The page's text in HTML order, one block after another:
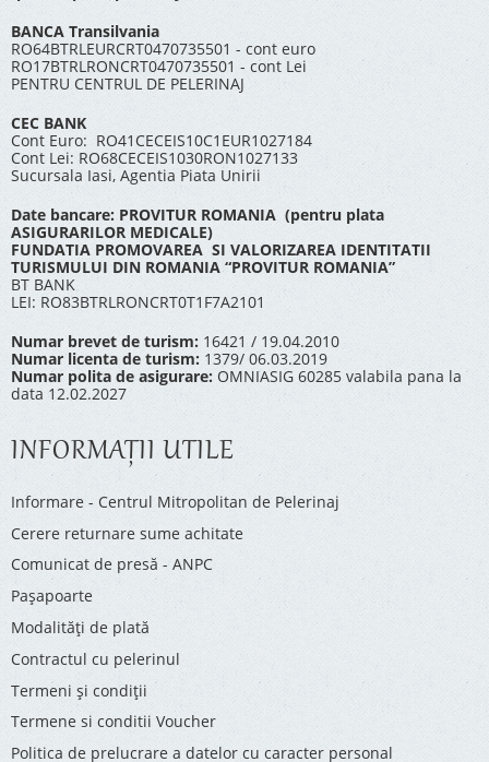
BANCA Transilvania
RO64BTRLEURCRT0470735501 - cont euro
RO17BTRLRONCRT0470735501 - cont Lei
PENTRU CENTRUL DE PELERINAJ
CEC BANK
Cont Euro: RO41CECEIS10C1EUR1027184
Cont Lei: RO68CECEIS1030RON1027133
Sucursala Iasi, Agentia Piata Unirii
Date bancare: PROVITUR ROMANIA (pentru plata
ASIGURARILOR MEDICALE)
FUNDATIA PROMOVAREA SI VALORIZAREA IDENTITATII
TURISMULUI DIN ROMANIA “PROVITUR ROMANIA”
BT BANK
LEI: RO83BTRLRONCRT0T1F7A2101
Numar brevet de turism: 16421 / 19.04.2010
Numar licenta de turism: 1379/ 06.03.2019
Numar polita de asigurare: OMNIASIG 60285 valabila pana la
data 12.02.2027
INFORMAŢII UTILE
Informare - Centrul Mitropolitan de Pelerinaj
Cerere returnare sume achitate
Comunicat de presă - ANPC
Pașapoarte
Modalități de plată
Contractul cu pelerinul
Termeni și condiții
Termene si conditii Voucher
Politica de prelucrare a datelor cu caracter personal